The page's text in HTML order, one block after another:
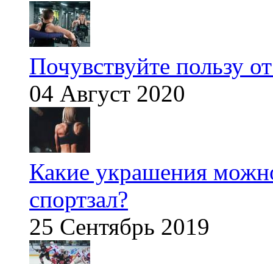
Почувствуйте пользу
04 Август 2020
Какие украшения
спортзал?
25 Сентябрь 2019